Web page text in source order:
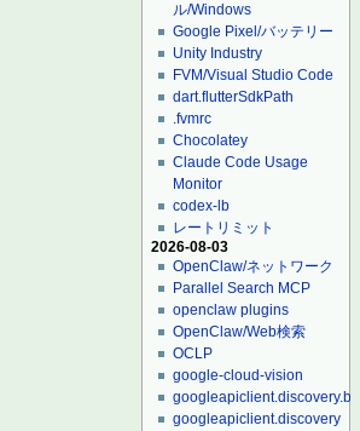
ル/Windows
Google Pixel/バッテリー
Unity Industry
FVM/Visual Studio Code
dart.flutterSdkPath
.fvmrc
Chocolatey
Claude Code Usage
Monitor
codex-lb
レートリミット
2026-08-03
OpenClaw/ネットワーク
Parallel Search MCP
openclaw plugins
OpenClaw/Web検索
OCLP
google-cloud-vision
googleapiclient.discovery